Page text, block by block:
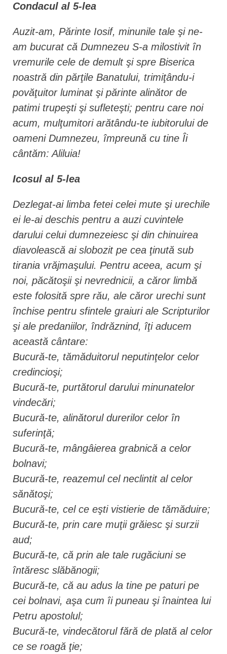
Condacul al 5-lea
Auzit-am, Părinte Iosif, minunile tale şi ne-
am bucurat că Dumnezeu S-a milostivit în
vremurile cele de demult şi spre Biserica
noastră din părţile Banatului, trimiţându-i
povăţuitor luminat şi părinte alinător de
patimi trupeşti şi sufleteşti; pentru care noi
acum, mulţumitori arătându-te iubitorului de
oameni Dumnezeu, împreună cu tine Îi
cântăm: Aliluia!
Icosul al 5-lea
Dezlegat-ai limba fetei celei mute şi urechile
ei le-ai deschis pentru a auzi cuvintele
darului celui dumnezeiesc şi din chinuirea
diavolească ai slobozit pe cea ţinută sub
tirania vrăjmaşului. Pentru aceea, acum şi
noi, păcătoşii şi nevrednicii, a căror limbă
este folosită spre rău, ale căror urechi sunt
închise pentru sfintele graiuri ale Scripturilor
şi ale predaniilor, îndrăznind, îţi aducem
această cântare:
Bucură-te, tămăduitorul neputinţelor celor
credincioşi;
Bucură-te, purtătorul darului minunatelor
vindecări;
Bucură-te, alinătorul durerilor celor în
suferinţă;
Bucură-te, mângâierea grabnică a celor
bolnavi;
Bucură-te, reazemul cel neclintit al celor
sănătoşi;
Bucură-te, cel ce eşti vistierie de tămăduire;
Bucură-te, prin care muţii grăiesc şi surzii
aud;
Bucură-te, că prin ale tale rugăciuni se
întăresc slăbănogii;
Bucură-te, că au adus la tine pe paturi pe
cei bolnavi, aşa cum îi puneau şi înaintea lui
Petru apostolul;
Bucură-te, vindecătorul fără de plată al celor
ce se roagă ţie;